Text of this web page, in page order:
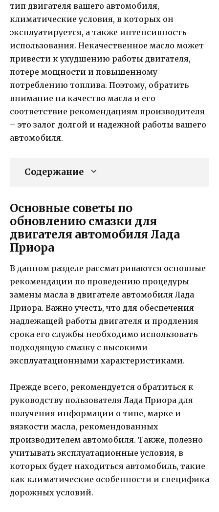
тип двигателя вашего автомобиля,
климатические условия, в которых он
эксплуатируется, а также интенсивность
использования. Некачественное масло может
привести к ухудшению работы двигателя,
потере мощности и повышенному
потреблению топлива. Поэтому, обратить
внимание на качество масла и его
соответствие рекомендациям производителя
– это залог долгой и надежной работы вашего
автомобиля.
Содержание
Основные советы по
обновлению смазки для
двигателя автомобиля Лада
Приора
В данном разделе рассматриваются основные
рекомендации по проведению процедуры
замены масла в двигателе автомобиля Лада
Приора. Важно учесть, что для обеспечения
надлежащей работы двигателя и продления
срока его службы необходимо использовать
подходящую смазку с высокими
эксплуатационными характеристиками.
Прежде всего, рекомендуется обратиться к
руководству пользователя Лада Приора для
получения информации о типе, марке и
вязкости масла, рекомендованных
производителем автомобиля. Также, полезно
учитывать эксплуатационные условия, в
которых будет находиться автомобиль, такие
как климатические особенности и специфика
дорожных условий.